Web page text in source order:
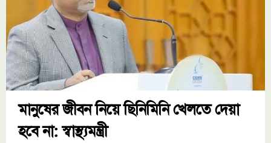
মানুষের জীবন নিয়ে ছিনিমিনি খেলতে দেয়া
হবে না: স্বাস্থ্যমন্ত্রী